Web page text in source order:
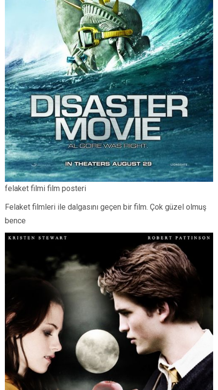
felaket filmi film posteri
Felaket filmleri ile dalgasını geçen bir film. Çok güzel olmuş
bence